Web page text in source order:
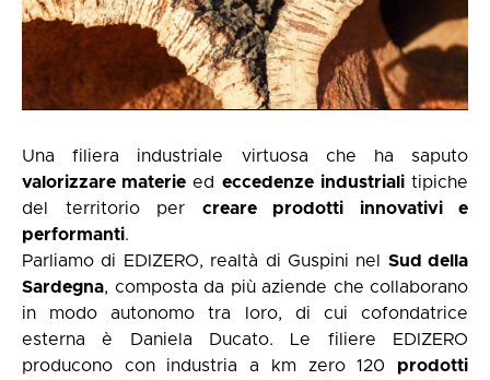
Una filiera industriale virtuosa che ha saputo
valorizzare materie ed eccedenze industrialitipiche
del territorio per creare prodotti innovativi e
performanti.
Parliamo di EDIZERO, realtà di Guspini nel Sud della
Sardegna, composta da più aziende che collaborano
in modo autonomo tra loro, di cui cofondatrice
esterna è Daniela Ducato. Le filiere EDIZERO
producono con industria a km zero 120 prodotti